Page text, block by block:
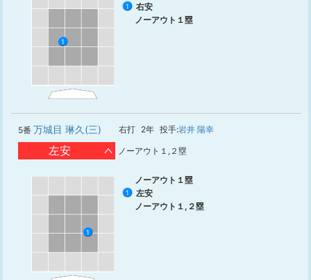
1
1
右安
ノーアウト１塁
5番 万城目 琳久(三) 右打 2年 投手:岩井 陽幸
左安 ノーアウト１,２塁
1
ノーアウト１塁
1
左安
ノーアウト１,２塁